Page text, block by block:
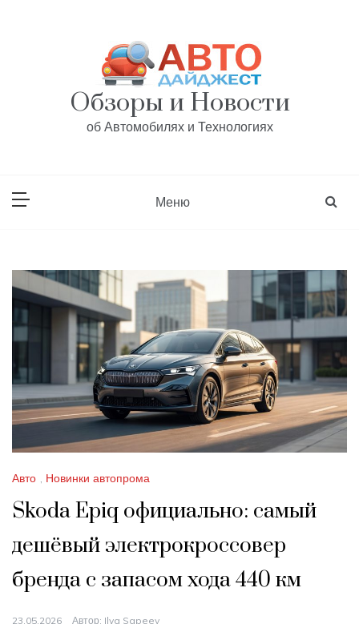
Обзоры и Новости
об Автомобилях и Технологиях
Меню
Авто Новинки автопрома
Skoda Epiq официально: самый
дешёвый электрокроссовер
бренда с запасом хода 440 км
23.05.2026 Автор: Ilya Sapeev